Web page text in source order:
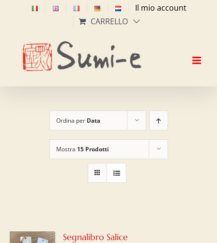
Il mio account
CARRELLO
Ordina per Data
Mostra 15 Prodotti
Segnalibro Salice